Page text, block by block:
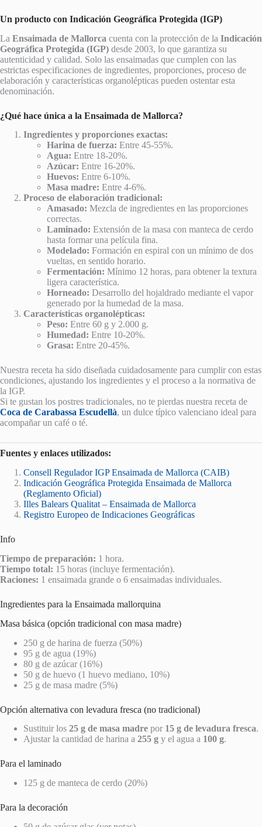
Un producto con Indicación Geográfica Protegida (IGP)
La Ensaimada de Mallorca cuenta con la protección de la Indicación
Geográfica Protegida (IGP) desde 2003, lo que garantiza su
autenticidad y calidad. Solo las ensaimadas que cumplen con las
estrictas especificaciones de ingredientes, proporciones, proceso de
elaboración y características organolépticas pueden ostentar esta
denominación.
¿Qué hace única a la Ensaimada de Mallorca?
Ingredientes y proporciones exactas:
Harina de fuerza: Entre 45-55%.
Agua: Entre 18-20%.
Azúcar: Entre 16-20%.
Huevos: Entre 6-10%.
Masa madre: Entre 4-6%.
Proceso de elaboración tradicional:
Amasado: Mezcla de ingredientes en las proporciones
correctas.
Laminado: Extensión de la masa con manteca de cerdo
hasta formar una película fina.
Modelado: Formación en espiral con un mínimo de dos
vueltas, en sentido horario.
Fermentación: Mínimo 12 horas, para obtener la textura
ligera característica.
Horneado: Desarrollo del hojaldrado mediante el vapor
generado por la humedad de la masa.
Características organolépticas:
Peso: Entre 60 g y 2.000 g.
Humedad: Entre 10-20%.
Grasa: Entre 20-45%.
Nuestra receta ha sido diseñada cuidadosamente para cumplir con estas
condiciones, ajustando los ingredientes y el proceso a la normativa de
la IGP.
Si te gustan los postres tradicionales, no te pierdas nuestra receta de
Coca de Carabassa Escudellà, un dulce típico valenciano ideal para
acompañar un café o té.
Fuentes y enlaces utilizados:
Consell Regulador IGP Ensaimada de Mallorca (CAIB)
Indicación Geográfica Protegida Ensaimada de Mallorca
(Reglamento Oficial)
Illes Balears Qualitat – Ensaimada de Mallorca
Registro Europeo de Indicaciones Geográficas
Info
Tiempo de preparación: 1 hora.
Tiempo total: 15 horas (incluye fermentación).
Raciones: 1 ensaimada grande o 6 ensaimadas individuales.
Ingredientes para la Ensaimada mallorquina
Masa básica (opción tradicional con masa madre)
250 g de harina de fuerza (50%)
95 g de agua (19%)
80 g de azúcar (16%)
50 g de huevo (1 huevo mediano, 10%)
25 g de masa madre (5%)
Opción alternativa con levadura fresca (no tradicional)
Sustituir los 25 g de masa madre por 15 g de levadura fresca.
Ajustar la cantidad de harina a 255 g y el agua a 100 g.
Para el laminado
125 g de manteca de cerdo (20%)
Para la decoración